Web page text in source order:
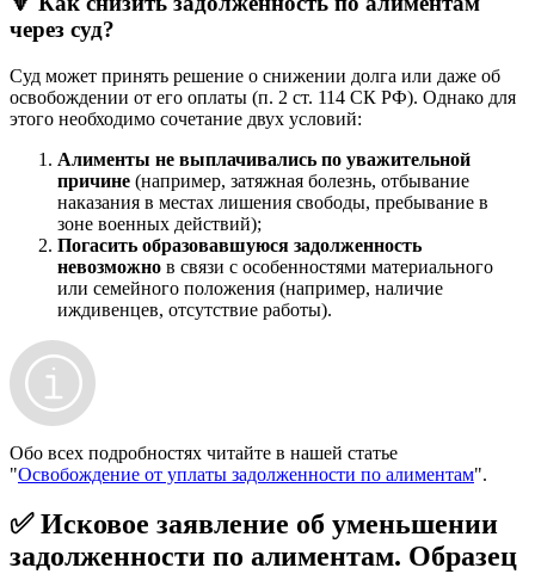
через суд?
Суд может принять решение о снижении долга или даже об
освобождении от его оплаты (п. 2 ст. 114 СК РФ). Однако для
этого необходимо сочетание двух условий:
Алименты не выплачивались по уважительной
причине (например, затяжная болезнь, отбывание
наказания в местах лишения свободы, пребывание в
зоне военных действий);
Погасить образовавшуюся задолженность
невозможно в связи с особенностями материального
или семейного положения (например, наличие
иждивенцев, отсутствие работы).
Обо всех подробностях читайте в нашей статье
"Освобождение от уплаты задолженности по алиментам".
✅ Исковое заявление об уменьшении
задолженности по алиментам. Образец